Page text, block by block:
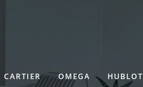
CARTIER OMEGA HUBLOT